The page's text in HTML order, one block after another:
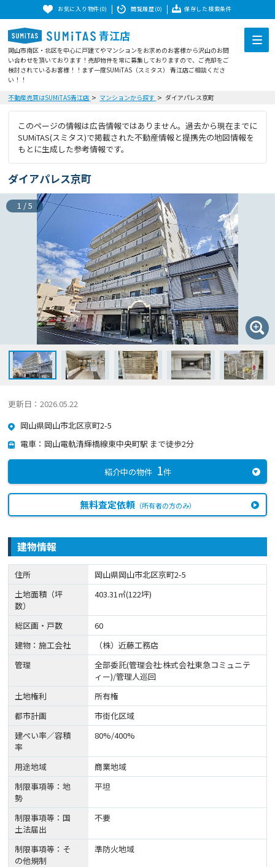
お気に入り物件(0) 閲覧履歴(0) 保存した検索条件
青江店
岡山市南区・北区を中心に戸建てやマンションをお求めのお客様から沢山のお問
い合わせを頂いております！売却物件を常に募集しておりますので、ご売却をご
検討されているお客様！！まず一度SUMiTAS（スミタス） 青江店ご相談くださ
い！！
不動産売買はSUMiTAS青江店
マンションから探す ダイアパレス京町
このページの情報は広告情報ではありません。過去から現在までに
SUMiTAS(スミタス)で掲載された不動産情報と提携先の地図情報を
もとに生成した参考情報です。
ダイアパレス京町
1 /5
更新日：2026.05.22
岡山県岡山市北区京町2-5
電車：岡山電軌清輝橋線東中央町駅 まで徒歩2分
紹介中の物件 1件
無料査定依頼（所有者の方のみ）
建物情報
住所
岡山県岡山市北区京町2-5
土地面積（坪
数）
403.31㎡(122坪)
総区画・戸数
60
建物：施工会社
（株）近藤工務店
管理
全部委託(管理会社:株式会社東急コミュニテ
ィー)/管理人巡回
土地権利
所有権
都市計画
市街化区域
建ぺい率／容積
率
80%/400%
用途地域
商業地域
制限事項等：地
勢
平坦
制限事項等：国
土法届出
不要
制限事項等：そ
の他規制
準防火地域